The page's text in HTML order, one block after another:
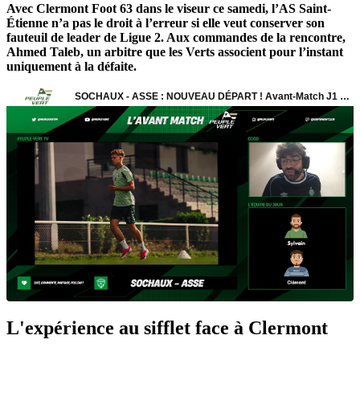
Avec Clermont Foot 63 dans le viseur ce samedi, l’AS Saint-
Étienne n’a pas le droit à l’erreur si elle veut conserver son
fauteuil de leader de Ligue 2. Aux commandes de la rencontre,
Ahmed Taleb, un arbitre que les Verts associent pour l’instant
uniquement à la défaite.
L'expérience au sifflet face à Clermont